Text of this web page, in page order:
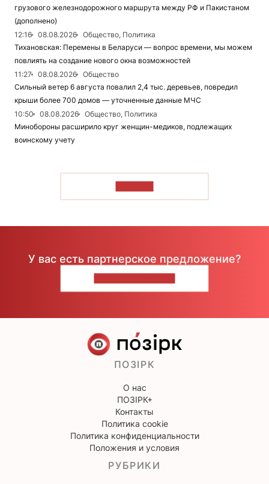
грузового железнодорожного маршрута между РФ и Пакистаном
(дополнено)
12:16
08.08.2026
Общество, Политика
Тихановская: Перемены в Беларуси — вопрос времени, мы можем
повлиять на создание нового окна возможностей
11:27
08.08.2026
Общество
Сильный ветер 6 августа повалил 2,4 тыс. деревьев, повредил
крыши более 700 домов — уточненные данные МЧС
10:50
08.08.2026
Общество, Политика
Минобороны расширило круг женщин-медиков, подлежащих
воинскому учету
У вас есть партнерское предложение?
ПОЗІРК
О нас
ПОЗІРК+
Контакты
Политика cookie
Политика конфиденциальности
Положения и условия
РУБРИКИ